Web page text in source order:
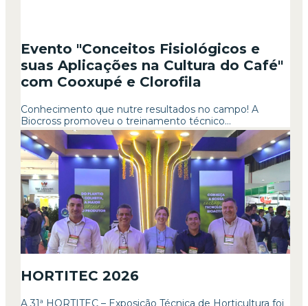
Evento "Conceitos Fisiológicos e
suas Aplicações na Cultura do Café"
com Cooxupé e Clorofila
Conhecimento que nutre resultados no campo! A
Biocross promoveu o treinamento técnico...
HORTITEC 2026
A 31ª HORTITEC – Exposição Técnica de Horticultura foi